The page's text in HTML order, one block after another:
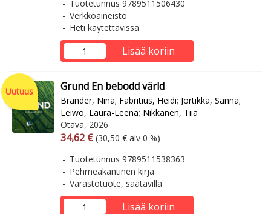
Tuotetunnus 9789511506430
Verkkoaineisto
Heti käytettävissä
Lisää koriin
Uutuus Grund En bebodd värld
Brander, Nina; Fabritius, Heidi; Jortikka, Sanna;
Leiwo, Laura-Leena; Nikkanen, Tiia
Otava, 2026
Arvonlisäverollinen hinta
34,62 € Arvonlisäveroton hinta
(30,50 € alv 0 %)
Tuotetunnus 9789511538363
Pehmeäkantinen kirja
Varastotuote, saatavilla
Lisää koriin